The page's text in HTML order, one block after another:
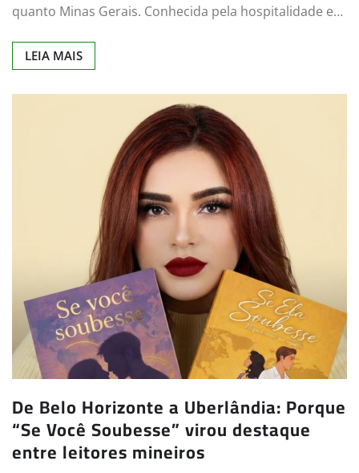
quanto Minas Gerais. Conhecida pela hospitalidade e…
LEIA MAIS
De Belo Horizonte a Uberlândia: Porque
“Se Você Soubesse” virou destaque
entre leitores mineiros